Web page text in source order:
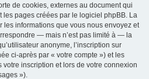
de cookies, externes au document qui
les pages créées par le logiciel phpBB. La
les informations que vous nous envoyez et
— mais n’est pas limité à — la
anonyme, l’inscription sur
ci-après par « votre compte ») et les
inscription et lors de votre connexion
»).